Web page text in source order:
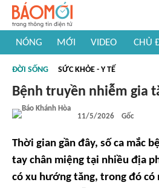
NÓNG MỚI VIDEO CHỦ
#Khám phá thế giới
ĐỜI SỐNG SỨC KHỎE - Y TẾ
Bệnh truyền nhiễm gia
11/5/2026 Gốc
Thời gian gần đây, số ca mắc
tay chân miệng tại nhiều địa
có xu hướng tăng, trong đó